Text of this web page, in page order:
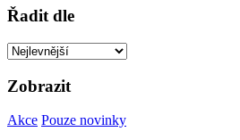
Řadit dle
Zobrazit
Akce Pouze novinky